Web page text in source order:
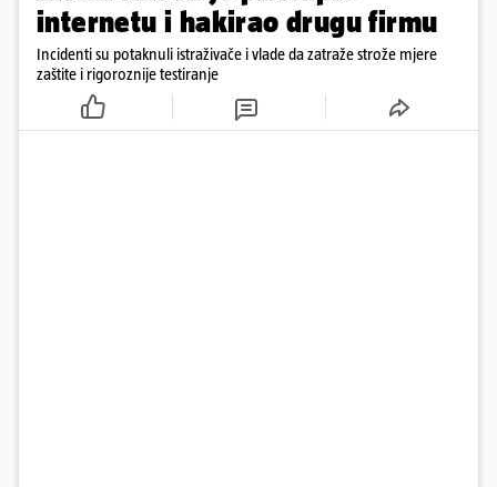
internetu i hakirao drugu firmu
Incidenti su potaknuli istraživače i vlade da zatraže strože mjere
zaštite i rigoroznije testiranje